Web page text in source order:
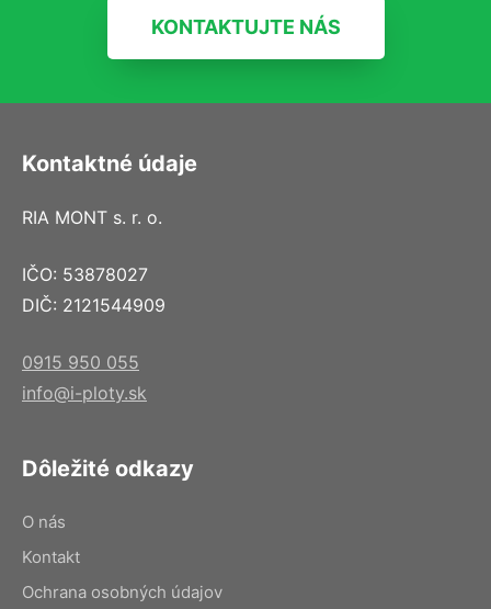
KONTAKTUJTE NÁS
Kontaktné údaje
RIA MONT s. r. o.
IČO: 53878027
DIČ: 2121544909
0915 950 055
info@i-ploty.sk
Dôležité odkazy
O nás
Kontakt
Ochrana osobných údajov